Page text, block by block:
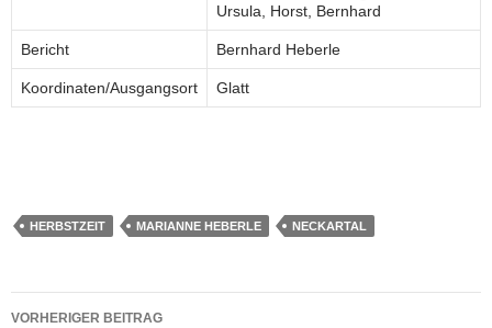
Ursula, Horst, Bernhard
Bericht Bernhard Heberle
Koordinaten/Ausgangsort Glatt
HERBSTZEIT MARIANNE HEBERLE NECKARTAL
Beitragsnavigation
VORHERIGER BEITRAG